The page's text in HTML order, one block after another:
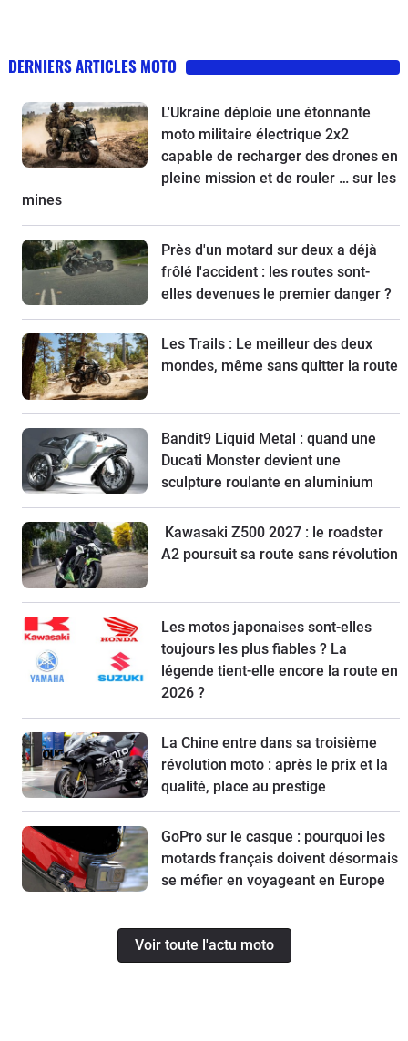
DERNIERS ARTICLES MOTO
L'Ukraine déploie une étonnante
moto militaire électrique 2x2
capable de recharger des drones en
pleine mission et de rouler … sur les
mines
Près d'un motard sur deux a déjà
frôlé l'accident : les routes sont-
elles devenues le premier danger ?
Les Trails : Le meilleur des deux
mondes, même sans quitter la route
Bandit9 Liquid Metal : quand une
Ducati Monster devient une
sculpture roulante en aluminium
Kawasaki Z500 2027 : le roadster
A2 poursuit sa route sans révolution
Les motos japonaises sont-elles
toujours les plus fiables ? La
légende tient-elle encore la route en
2026 ?
La Chine entre dans sa troisième
révolution moto : après le prix et la
qualité, place au prestige
GoPro sur le casque : pourquoi les
motards français doivent désormais
se méfier en voyageant en Europe
Voir toute l'actu moto